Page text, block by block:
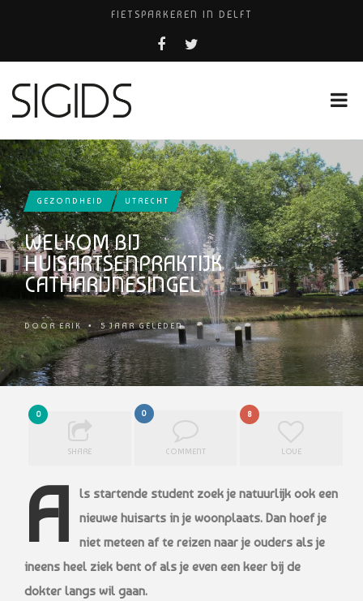
FIETSPARKEREN IN DELFT
FIETS KWIJT IN TILBURG?
USED PRODUCTS LEIDEN
GEZONDHEID UTRECHT
WELKOM BIJ
HUISARTSENPRAKTIJK
CATHARIJNESINGEL
DOORERIK • 5 JAAR GELEDEN
0
SHARE
0
COMMENT
8
LOVE
A
ls startende student zoek je natuurlijk ook een
nieuwe huisarts in je woonplaats. Dan hoef je
niet meteen af te reizen naar je ouders als je
ineens heel ziek bent of als je even een keer bij de
dokter langs wil gaan.